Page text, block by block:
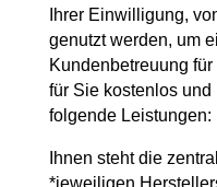
Ihrer Einwilligung,
genutzt werden, um
Kundenbetreuung
für Sie kostenlos
folgende Leistungen:
Ihnen steht die
*jeweiligen